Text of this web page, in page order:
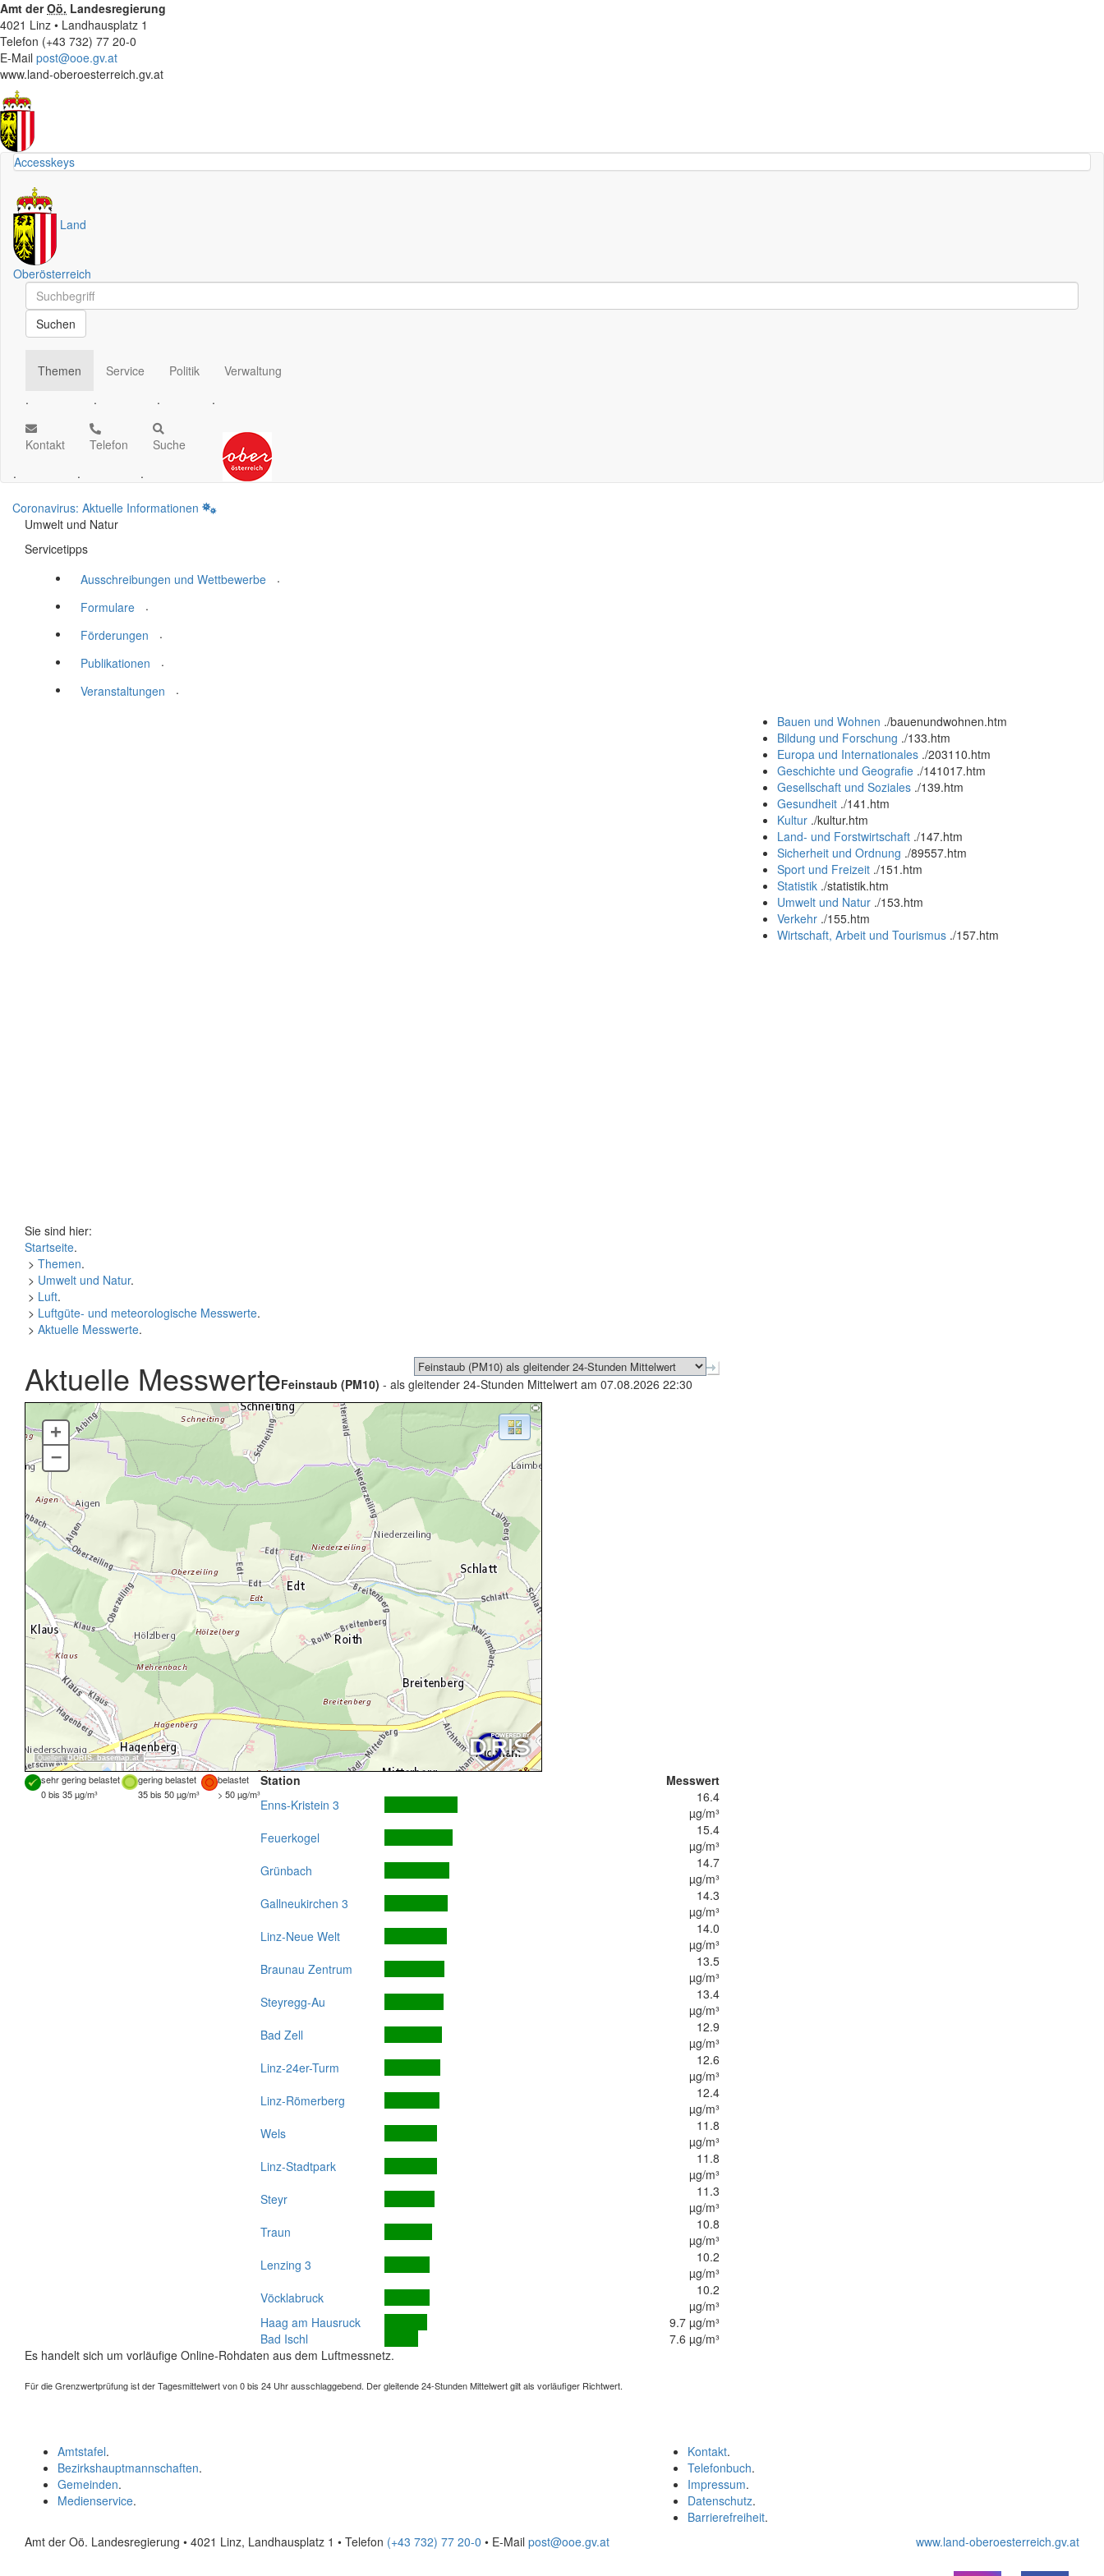
Amt derOö. Landesregierung
4021 Linz • Landhausplatz 1
Telefon (+43 732) 77 20-0
E-Mail post@ooe.gv.at
www.land-oberoesterreich.gv.at
Accesskeys
Land
Oberösterreich
Schnellsuche
Schnellsuche
Suchen
Themen
.
Service
.
Politik
.
Verwaltung
.
Kontakt
.
Telefon
.
Suche
.
Coronavirus: Aktuelle Informationen
Umwelt und Natur
Servicetipps
Ausschreibungen und Wettbewerbe
.
Formulare
.
Förderungen
.
Publikationen
.
Veranstaltungen
.
Bauen und Wohnen ./bauenundwohnen.htm
Bildung und Forschung ./133.htm
Europa und Internationales ./203110.htm
Geschichte und Geografie ./141017.htm
Gesellschaft und Soziales ./139.htm
Gesundheit ./141.htm
Kultur ./kultur.htm
Land- und Forstwirtschaft ./147.htm
Sicherheit und Ordnung ./89557.htm
Sport und Freizeit ./151.htm
Statistik ./statistik.htm
Umwelt und Natur ./153.htm
Verkehr ./155.htm
Wirtschaft, Arbeit und Tourismus ./157.htm
Sie sind hier:
Startseite.
> Themen.
> Umwelt und Natur.
> Luft.
> Luftgüte- und meteorologische Messwerte.
> Aktuelle Messwerte.
Aktuelle MesswerteFeinstaub (PM10) - als gleitender 24-Stunden Mittelwert am 07.08.2026 22:30
Quellen: DORIS,basemap.at
+
–
sehr gering belastet gering belastet
belastet
0 bis 35 µg/m³
35 bis 50 µg/m³ > 50 µg/m³
Station
Messwert
Enns-Kristein 3
16.4
µg/m³
Feuerkogel
15.4
µg/m³
Grünbach
14.7
µg/m³
Gallneukirchen 3
14.3
µg/m³
Linz-Neue Welt
14.0
µg/m³
Braunau Zentrum
13.5
µg/m³
Steyregg-Au
13.4
µg/m³
Bad Zell
12.9
µg/m³
Linz-24er-Turm
12.6
µg/m³
Linz-Römerberg
12.4
µg/m³
Wels
11.8
µg/m³
Linz-Stadtpark
11.8
µg/m³
Steyr
11.3
µg/m³
Traun
10.8
µg/m³
Lenzing 3
10.2
µg/m³
Vöcklabruck
10.2
µg/m³
Haag am Hausruck
9.7 µg/m³
Bad Ischl
7.6 µg/m³
Es handelt sich um vorläufige Online-Rohdaten aus dem Luftmessnetz.
Für die Grenzwertprüfung ist der Tagesmittelwert von 0 bis 24 Uhr ausschlaggebend. Der gleitende 24-Stunden Mittelwert gilt als vorläufiger Richtwert.
Kontakt.
Telefonbuch.
Impressum.
Datenschutz.
Barrierefreiheit.
Amtstafel.
Bezirkshauptmannschaften.
Gemeinden.
Medienservice.
Amt der Oö. Landesregierung • 4021 Linz, Landhausplatz 1 • Telefon (+43 732) 77 20-0 • E-Mail post@ooe.gv.at www.land-oberoesterreich.gv.at